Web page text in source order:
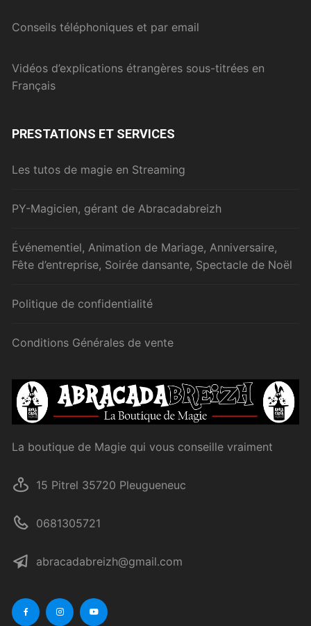
Conseils téléphoniques et par email
Vidéos d’explications étrangères sous-titrées en
Français
PRESTATIONS ET SERVICES
Les tutos de magie en Streaming
PY-Magicien, gérant de Abracadabreizh
Événementiel, Animation de Mariage, Anniversaire,
Fête d’entreprise, Soirée dansante, Spectacle de Noël
Politique de confidentialité
Conditions Générales de vente
La boutique de Magie qui vous conseille vraiment
15 Pitrel 35720 Pleugueneuc
0681305721
abracadabreizh@gmail.com